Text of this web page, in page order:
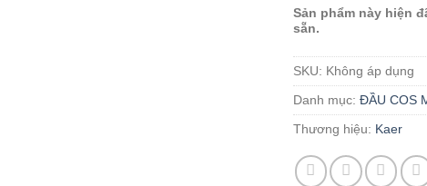
Sản phẩm này hiện
sẵn.
SKU: Không áp dụng
Danh mục: ĐẦU COS
Thương hiệu: Kaer